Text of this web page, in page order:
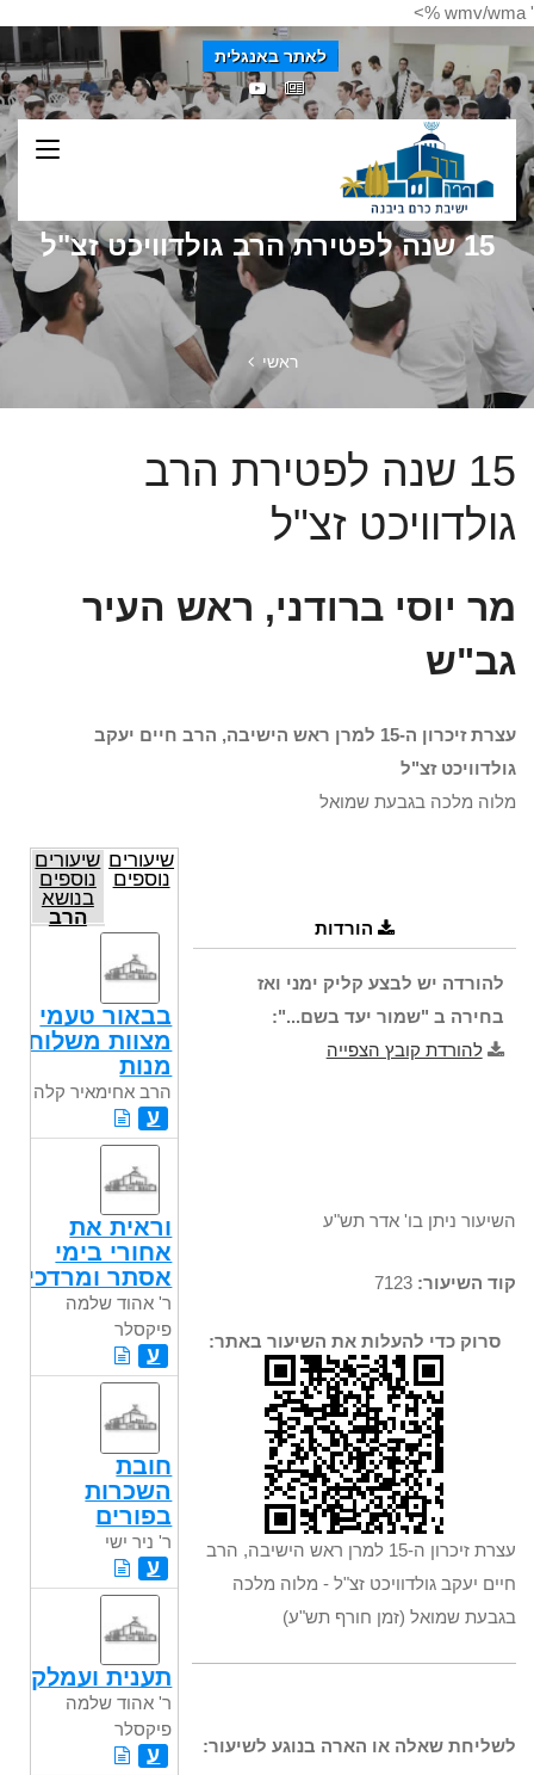
' wmv/wma %>
לאתר באנגלית
15 שנה לפטירת הרב גולדוויכט זצ"ל
ראשי
15 שנה לפטירת הרב
גולדוויכט זצ"ל
מר יוסי ברודני, ראש העיר
גב"ש
עצרת זיכרון ה-15 למרן ראש הישיבה, הרב חיים יעקב
גולדוויכט זצ"ל
מלוה מלכה בגבעת שמואל
הורדות
להורדה יש לבצע קליק ימני ואז
בחירה ב "שמור יעד בשם...":
להורדת קובץ הצפייה
השיעור ניתן בו' אדר תש"ע
קוד השיעור:
סרוק כדי להעלות את השיעור באתר:
עצרת זיכרון ה-15 למרן ראש הישיבה, הרב
חיים יעקב גולדוויכט זצ"ל - מלוה מלכה
בגבעת שמואל (זמן חורף תש"ע)
לשליחת שאלה או הארה בנוגע לשיעור:
שיעורים
נוספים
שיעורים
נוספים
בנושא
הרב
בבאור טעמי
מצוות משלוח
מנות
הרב אחימאיר קלה
ע
וראית את
אחורי בימי
אסתר ומרדכי
ר' אהוד שלמה
פיקסלר
ע
חובת
השכרות
בפורים
ר' ניר ישי
ע
תענית ועמלק
ר' אהוד שלמה
פיקסלר
ע